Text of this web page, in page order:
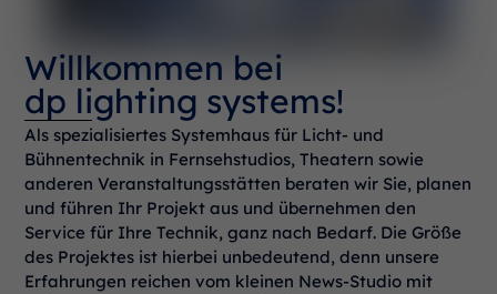
Willkommen bei
dp lighting systems!
Als spezialisiertes Systemhaus für Licht- und
Bühnentechnik in Fernsehstudios, Theatern sowie
anderen Veranstaltungsstätten beraten wir Sie, planen
und führen Ihr Projekt aus und übernehmen den
Service für Ihre Technik, ganz nach Bedarf. Die Größe
des Projektes ist hierbei unbedeutend, denn unsere
Erfahrungen reichen vom kleinen News-Studio mit